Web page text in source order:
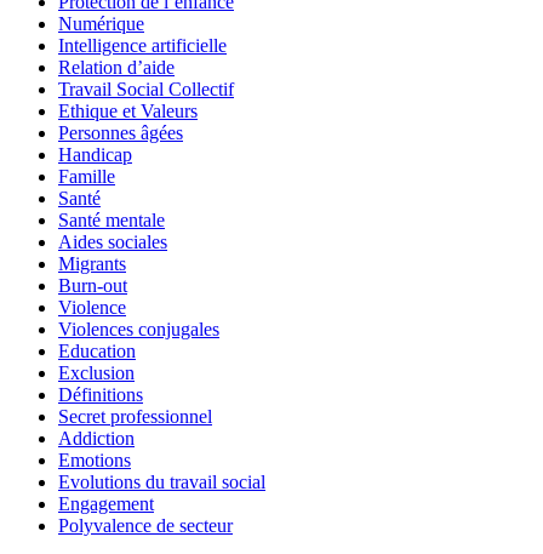
Numérique
Intelligence artificielle
Relation d’aide
Travail Social Collectif
Ethique et Valeurs
Personnes âgées
Handicap
Famille
Santé
Santé mentale
Aides sociales
Migrants
Burn-out
Violence
Violences conjugales
Education
Exclusion
Définitions
Secret professionnel
Addiction
Emotions
Evolutions du travail social
Engagement
Polyvalence de secteur